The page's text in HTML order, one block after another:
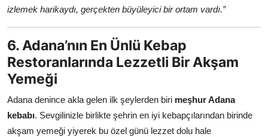
izlemek harikaydı, gerçekten büyüleyici bir ortam vardı.”
6. Adana’nın En Ünlü Kebap
Restoranlarında Lezzetli Bir Akşam
Yemeği
Adana denince akla gelen ilk şeylerden biri meşhur Adana
kebabı. Sevgilinizle birlikte şehrin en iyi kebapçılarından birinde
akşam yemeği yiyerek bu özel günü lezzet dolu hale